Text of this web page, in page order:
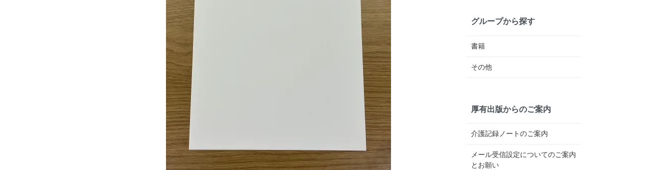
グループから探す
書籍
その他
厚有出版からのご案内
介護記録ノートのご案内
メール受信設定についてのご案内
とお願い